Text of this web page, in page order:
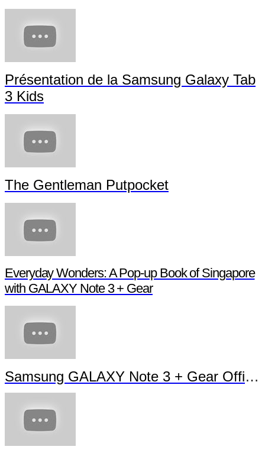
Présentation de la Samsung Galaxy Tab
3 Kids
The Gentleman Putpocket
Everyday Wonders: A Pop-up Book of Singapore
with GALAXY Note 3 + Gear
Samsung GALAXY Note 3 + Gear Official TVC